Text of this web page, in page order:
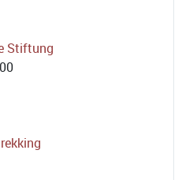
Stiftung